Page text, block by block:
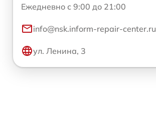
Ежедневно с 9:00 до 21:00
info@nsk.inform-repair-center.ru
ул. Ленина, 3